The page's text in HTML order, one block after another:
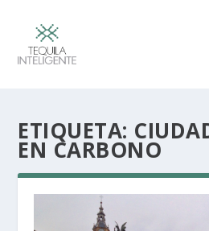
ETIQUETA:
EN CARBONO